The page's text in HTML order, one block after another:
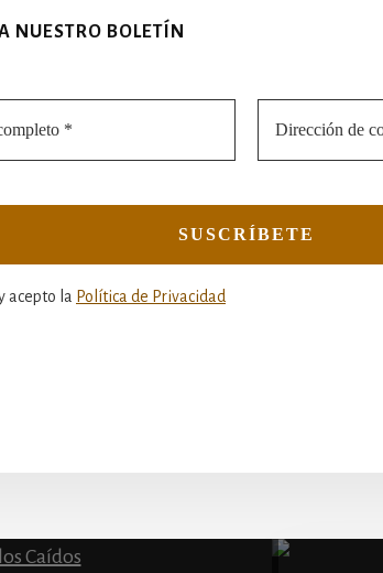
NUESTRO BOLETÍN
acepto la Política de Privacidad